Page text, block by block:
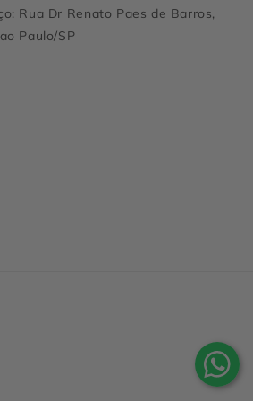
Rua Dr Renato Paes de Barros,
Paulo/SP